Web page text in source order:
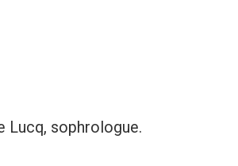
Lucq, sophrologue.